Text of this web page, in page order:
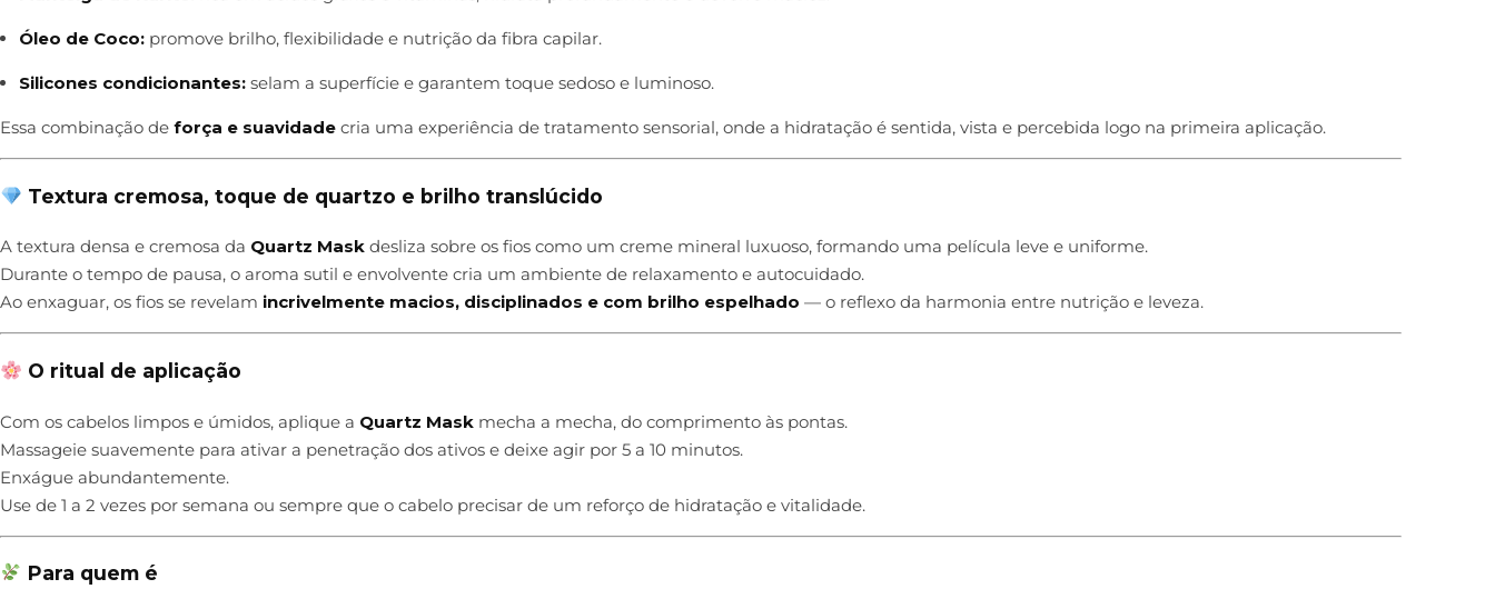
Óleo de Coco: promove brilho, flexibilidade e nutrição da fibra capilar.
Silicones condicionantes: selam a superfície e garantem toque sedoso e luminoso.
Essa combinação de força e suavidade cria uma experiência de tratamento sensorial, onde a hidratação é sentida, vista e percebida logo na primeira aplicação.
Textura cremosa, toque de quartzo e brilho translúcido
A textura densa e cremosa da Quartz Mask desliza sobre os fios como um creme mineral luxuoso, formando uma película leve e uniforme.
Durante o tempo de pausa, o aroma sutil e envolvente cria um ambiente de relaxamento e autocuidado.
Ao enxaguar, os fios se revelam incrivelmente macios, disciplinados e com brilho espelhado — o reflexo da harmonia entre nutrição e leveza.
O ritual de aplicação
Com os cabelos limpos e úmidos, aplique a Quartz Mask mecha a mecha, do comprimento às pontas.
Massageie suavemente para ativar a penetração dos ativos e deixe agir por 5 a 10 minutos.
Enxágue abundantemente.
Use de 1 a 2 vezes por semana ou sempre que o cabelo precisar de um reforço de hidratação e vitalidade.
Para quem é